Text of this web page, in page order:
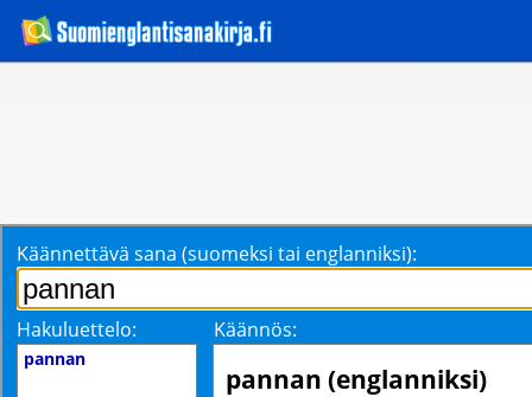
Käännettävä sana (suomeksi tai englanniksi):
Hakuluettelo: Käännös:
pannan
pannan (englanniksi)